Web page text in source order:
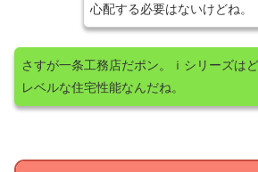
心配する必要はないけどね。
さすが一条工務店だポン。ｉシリーズは
レベルな住宅性能なんだね。